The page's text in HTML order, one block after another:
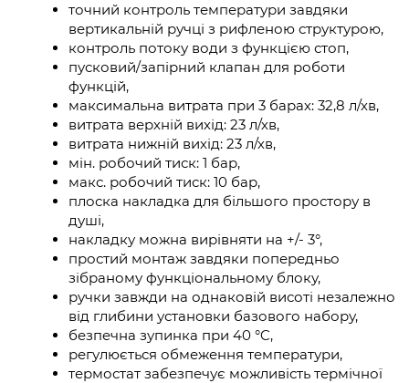
точний контроль температури завдяки
вертикальній ручці з рифленою структурою,
контроль потоку води з функцією стоп,
пусковий/запірний клапан для роботи
функцій,
максимальна витрата при 3 барах: 32,8 л/хв,
витрата верхній вихід: 23 л/хв,
витрата нижній вихід: 23 л/хв,
мін. робочий тиск: 1 бар,
макс. робочий тиск: 10 бар,
плоска накладка для більшого простору в
душі,
накладку можна вирівняти на +/- 3°,
простий монтаж завдяки попередньо
зібраному функціональному блоку,
ручки завжди на однаковій висоті незалежно
від глибини установки базового набору,
безпечна зупинка при 40 °C,
регулюється обмеження температури,
термостат забезпечує можливість термічної